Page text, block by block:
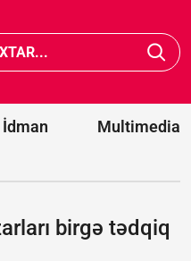
İdman Multimedia
birgə tədqiq